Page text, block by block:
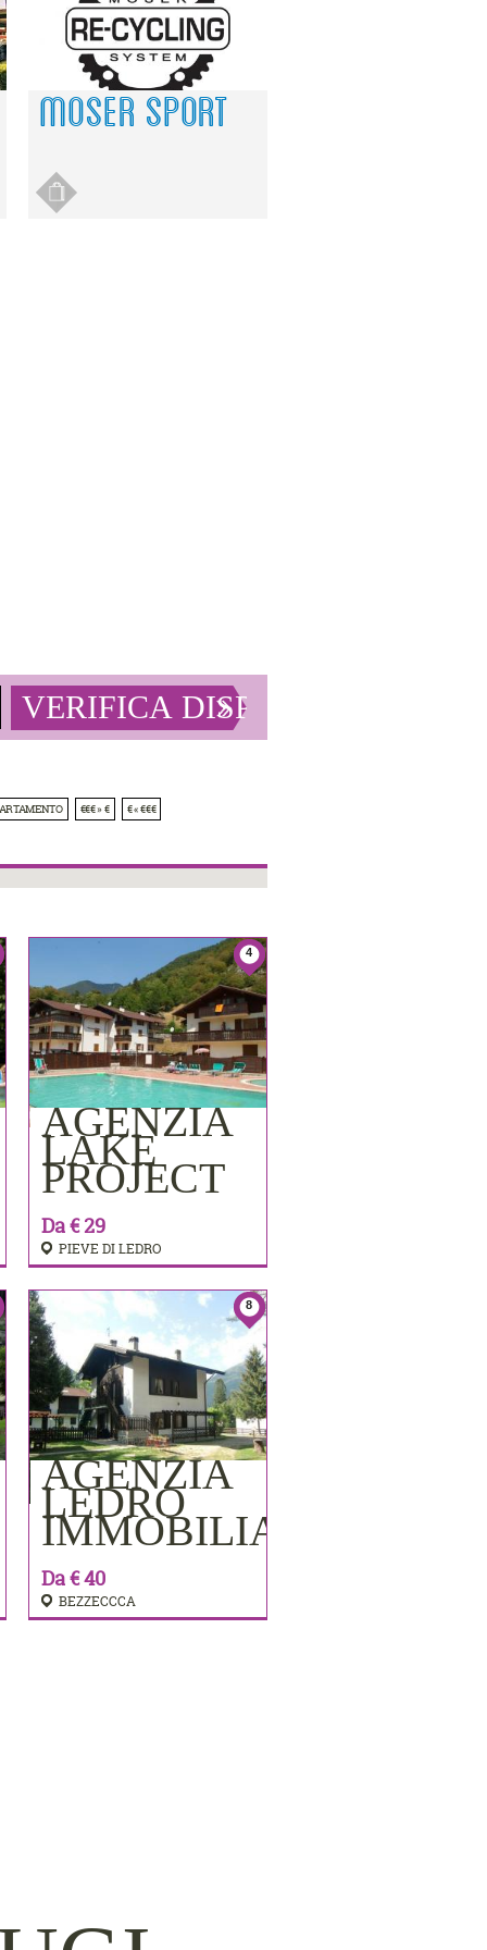
MOSER SPORT
€€€ » € € « €€€
4
AGENZIA
LAKE
PROJECT
Da € 29
PIEVE DI LEDRO
PRENOTA
8
AGENZIA
LEDRO
IMMOBILIARE
Da € 40
BEZZECCCA
PRENOTA